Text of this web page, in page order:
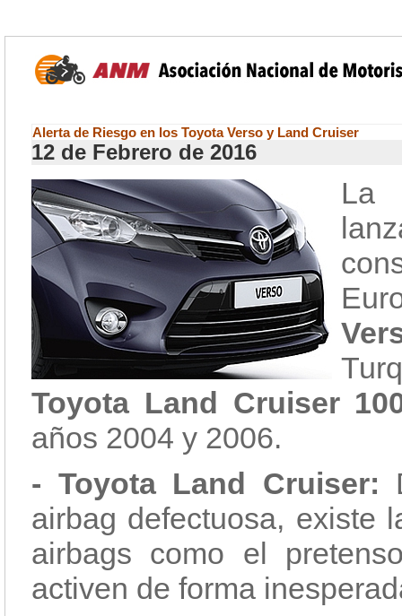
Alerta de Riesgo en los Toyota Verso y Land Cruiser
12 de Febrero de 2016
La
Toyota Land Cruiser
años 2004 y 2006.
- Toyota Land Cruiser:
airbag defectuosa, existe
airbags como el
activen de forma